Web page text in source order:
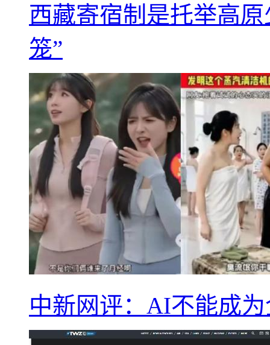
西藏寄宿制是托举高
笼”
中新网评：AI不能成